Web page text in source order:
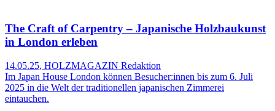
The Craft of Carpentry – Japanische Holzbaukunst
in London erleben
14.05.25, HOLZMAGAZIN Redaktion
Im Japan House London können Besucher:innen bis zum 6. Juli
2025 in die Welt der traditionellen japanischen Zimmerei
eintauchen.